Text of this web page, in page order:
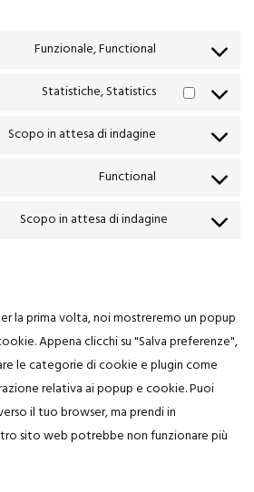
Funzionale, Functional
Statistiche, Statistics
Scopo in attesa di indagine
Functional
Scopo in attesa di indagine
la prima volta, noi mostreremo un popup
Appena clicchi su "Salva preferenze",
le categorie di cookie e plugin come
relativa ai popup e cookie. Puoi
il tuo browser, ma prendi in
sito web potrebbe non funzionare più